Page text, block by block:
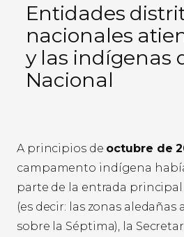
Entidades
nacionales
y las indígenas
Nacional
A principios de octubre de
campamento indígena
parte de la entrada principal
(es decir: las zonas
sobre la Séptima), la